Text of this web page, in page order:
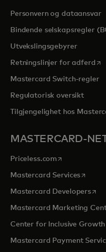
Personvern og dataansvar
Bindende selskapsregler
Utvekslingsgebyrer
Retningslinjer for adferd
Mastercard Switch-regler
Regulatorisk oversikt
Tilgjengelighet hos
MASTERCARD-
Priceless.com opens in a
Mastercard Servicesopens
Mastercard Developers
Mastercard Marketing
Center for Inclusive Growth
Mastercard Payment